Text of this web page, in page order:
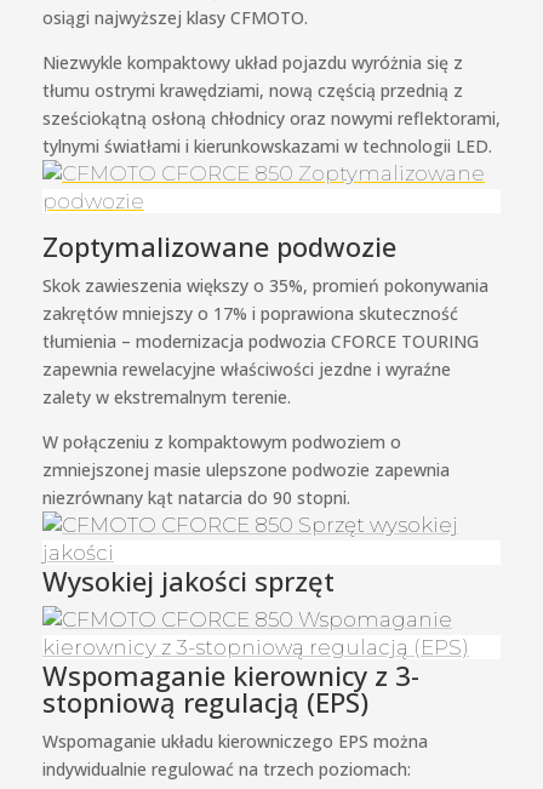
osiągi najwyższej klasy CFMOTO.
Niezwykle kompaktowy układ pojazdu wyróżnia się z
tłumu ostrymi krawędziami, nową częścią przednią z
sześciokątną osłoną chłodnicy oraz nowymi reflektorami,
tylnymi światłami i kierunkowskazami w technologii LED.
Zoptymalizowane podwozie
Skok zawieszenia większy o 35%, promień pokonywania
zakrętów mniejszy o 17% i poprawiona skuteczność
tłumienia – modernizacja podwozia CFORCE TOURING
zapewnia rewelacyjne właściwości jezdne i wyraźne
zalety w ekstremalnym terenie.
W połączeniu z kompaktowym podwoziem o
zmniejszonej masie ulepszone podwozie zapewnia
niezrównany kąt natarcia do 90 stopni.
Wysokiej jakości sprzęt
Wspomaganie kierownicy z 3-
stopniową regulacją (EPS)
Wspomaganie układu kierowniczego EPS można
indywidualnie regulować na trzech poziomach: